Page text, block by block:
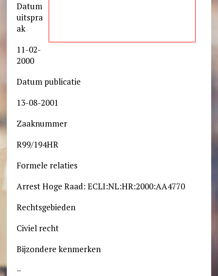
Datum
uitspra
ak
11-02-
2000
Datum publicatie
13-08-2001
Zaaknummer
R99/194HR
Formele relaties
Arrest Hoge Raad: ECLI:NL:HR:2000:AA4770
Rechtsgebieden
Civiel recht
Bijzondere kenmerken
–